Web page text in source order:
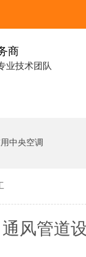
商
业技术团队
中央空调
通风管道